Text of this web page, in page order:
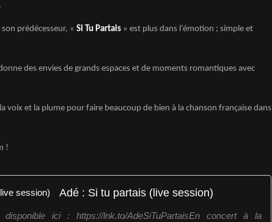
prédécesseur, « Si Tu Partais » est plus dans l’émotion ; simple et
des envies de grands espaces et de moments romantiques avec
voix et la plume pour faire beaucoup de bien à la chanson française dans
!
Adé : Si tu partais (live session)
ici : https://lnk.to/AdeSiTuPartaisEn concert à la